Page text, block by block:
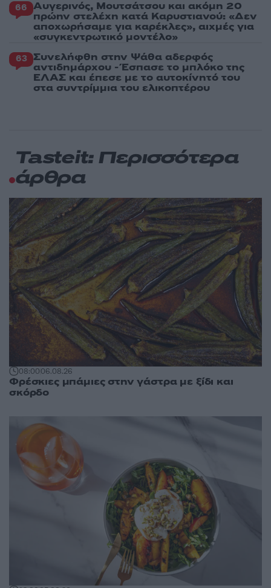
66 Αυγερινός, Μουτσάτσου και ακόμη 20
πρώην στελέχη κατά Καρυστιανού: «Δεν
αποχωρήσαμε για καρέκλες», αιχμές για
«συγκεντρωτικό μοντέλο»
63 Συνελήφθη στην Ψάθα αδερφός
αντιδημάρχου - Έσπασε το μπλόκο της
ΕΛΑΣ και έπεσε με το αυτοκίνητό του
στα συντρίμμια του ελικοπτέρου
Tasteit: Περισσότερα
άρθρα
08:0006.08.26
Φρέσκιες μπάμιες στην γάστρα με ξίδι και
σκόρδο